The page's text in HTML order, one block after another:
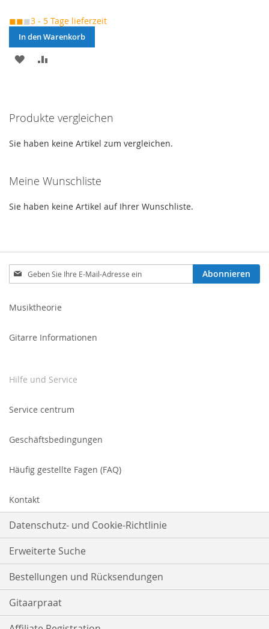
◼◼◼3 - 5 Tage lieferzeit
In den Warenkorb
MERKEN
Produkte vergleichen
Sie haben keine Artikel zum vergleichen.
Meine Wunschliste
Sie haben keine Artikel auf Ihrer Wunschliste.
Melden
Sie
für
an:
Abonnieren
Musiktheorie
Gitarre Informationen
Hilfe und Service
Service centrum
Geschäftsbedingungen
Häufig gestellte Fagen (FAQ)
Kontakt
Datenschutz- und Cookie-Richtlinie
Erweiterte Suche
Bestellungen und Rücksendungen
Gitaarpraat